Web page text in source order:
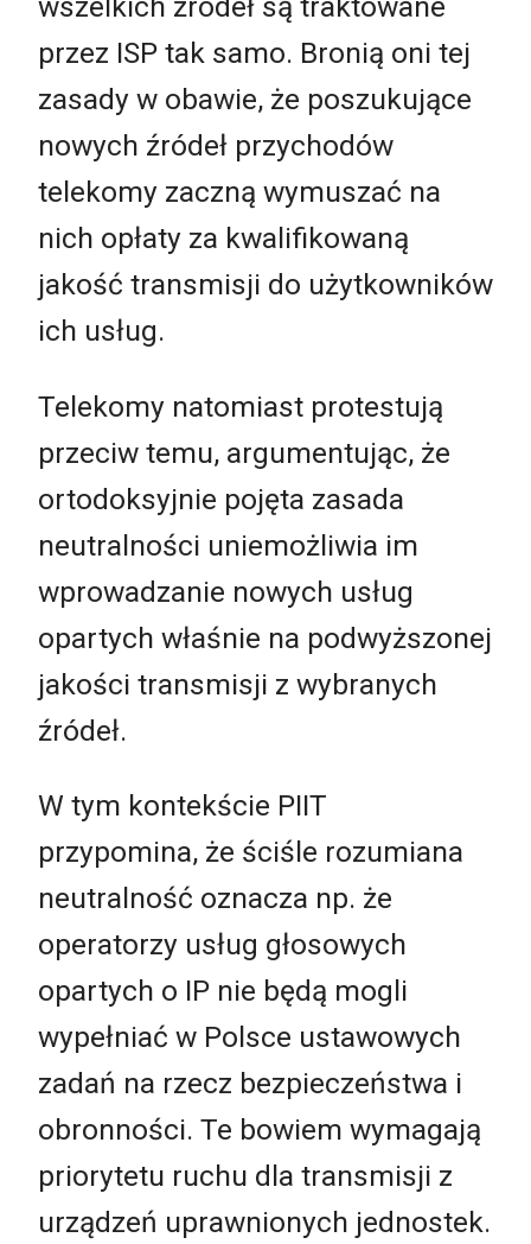
wszelkich źródeł są traktowane
przez ISP tak samo. Bronią oni tej
zasady w obawie, że poszukujące
nowych źródeł przychodów
telekomy zaczną wymuszać na
nich opłaty za kwalifikowaną
jakość transmisji do użytkowników
ich usług.
Telekomy natomiast protestują
przeciw temu, argumentując, że
ortodoksyjnie pojęta zasada
neutralności uniemożliwia im
wprowadzanie nowych usług
opartych właśnie na podwyższonej
jakości transmisji z wybranych
źródeł.
W tym kontekście PIIT
przypomina, że ściśle rozumiana
neutralność oznacza np. że
operatorzy usług głosowych
opartych o IP nie będą mogli
wypełniać w Polsce ustawowych
zadań na rzecz bezpieczeństwa i
obronności. Te bowiem wymagają
priorytetu ruchu dla transmisji z
urządzeń uprawnionych jednostek.